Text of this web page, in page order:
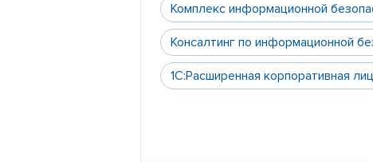
Комплекс информационной
Консалтинг по информационной
1С:Расширенная корпоративная